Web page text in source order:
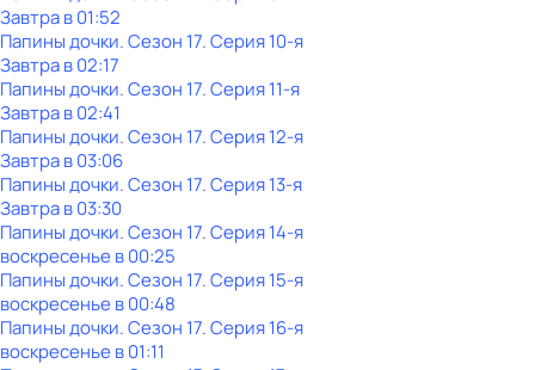
Завтра в 01:52
Папины дочки. Сезон 17. Серия 10-я
Завтра в 02:17
Папины дочки. Сезон 17. Серия 11-я
Завтра в 02:41
Папины дочки. Сезон 17. Серия 12-я
Завтра в 03:06
Папины дочки. Сезон 17. Серия 13-я
Завтра в 03:30
Папины дочки. Сезон 17. Серия 14-я
воскресенье в00:25
Папины дочки. Сезон 17. Серия 15-я
воскресенье в00:48
Папины дочки. Сезон 17. Серия 16-я
воскресенье в01:11